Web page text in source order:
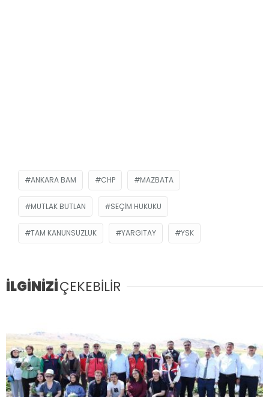
ANKARA BAM CHP MAZBATA
MUTLAK BUTLAN SEÇIM HUKUKU
TAM KANUNSUZLUK YARGITAY YSK
İLGİNİZİÇEKEBİLİR